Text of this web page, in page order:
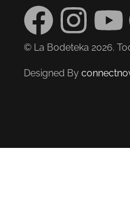
© La Bodeteka 2026.
Designed By